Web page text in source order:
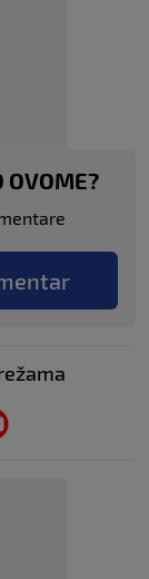
OVOME?